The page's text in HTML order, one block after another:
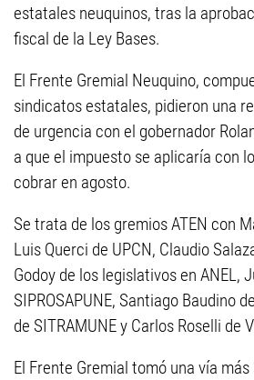
estatales neuquinos, tras la
fiscal de la Ley Bases.
El Frente Gremial Neuquino,
sindicatos estatales, pidieron una
de urgencia con el gobernador
a que el impuesto se aplicaría con
cobrar en agosto.
Se trata de los gremios ATEN con
Luis Querci de UPCN, Claudio
Godoy de los legislativos en ANEL,
SIPROSAPUNE, Santiago Baudino
de SITRAMUNE y Carlos Roselli de
El Frente Gremial tomó una vía más